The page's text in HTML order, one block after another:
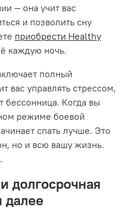
— она учит вас
и позволить сну
приобрести Healthy
каждую ночь.
полный
вас управлять стрессом,
бессонница. Когда вы
режиме боевой
спать лучше. Это
но и всю вашу жизнь.
.
долгосрочная
далее